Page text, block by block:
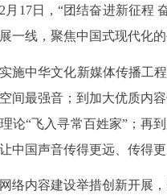
月17日，“团结奋进新征程
一线，聚焦中国式现代化
施中华文化新媒体传播工
间最强音；到加大优质内
论“飞入寻常百姓家”；再
中国声音传得更远、传得
络内容建设举措创新开展